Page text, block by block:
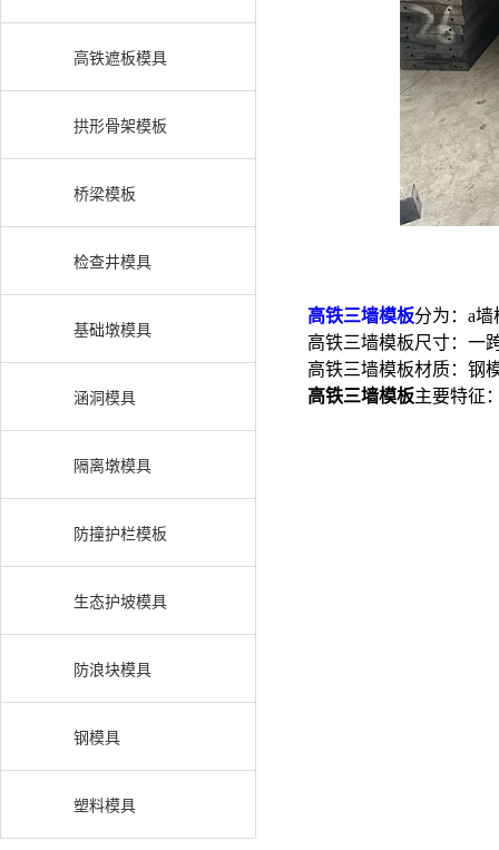
高铁遮板模具
拱形骨架模板
桥梁模板
检查井模具
基础墩模具
涵洞模具
隔离墩模具
防撞护栏模板
生态护坡模具
防浪块模具
钢模具
塑料模具
高铁三墙模板分为：a
高铁三墙模板尺寸：一
高铁三墙模板材质：钢
高铁三墙模板主要特征